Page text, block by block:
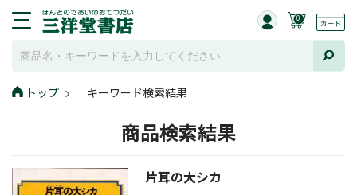
0
トップ キーワード検索結果
商品検索結果
片耳の大シカ